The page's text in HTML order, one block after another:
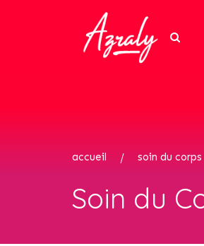
accueil soin du corps
Soin du